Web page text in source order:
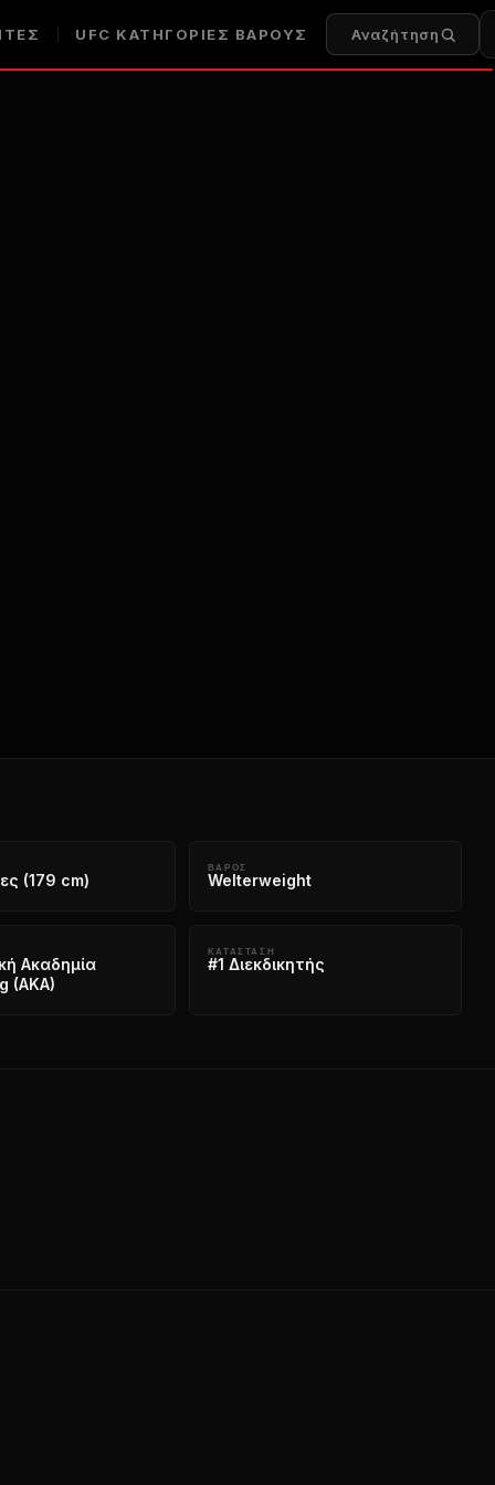
UFC ΚΑΤΗΓΟΡΊΕΣ ΒΆΡΟΥΣ Αναζήτηση
(179 cm)
ΒΆΡΟΣ
Welterweight
Ακαδημία
(AKA)
ΚΑΤΆΣΤΑΣΗ
#1 Διεκδικητής